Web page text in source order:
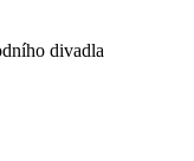
divadla